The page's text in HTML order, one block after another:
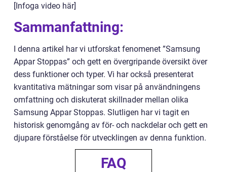
[Infoga video här]
Sammanfattning:
I denna artikel har vi utforskat fenomenet ”Samsung
Appar Stoppas” och gett en övergripande översikt över
dess funktioner och typer. Vi har också presenterat
kvantitativa mätningar som visar på användningens
omfattning och diskuterat skillnader mellan olika
Samsung Appar Stoppas. Slutligen har vi tagit en
historisk genomgång av för- och nackdelar och gett en
djupare förståelse för utvecklingen av denna funktion.
FAQ